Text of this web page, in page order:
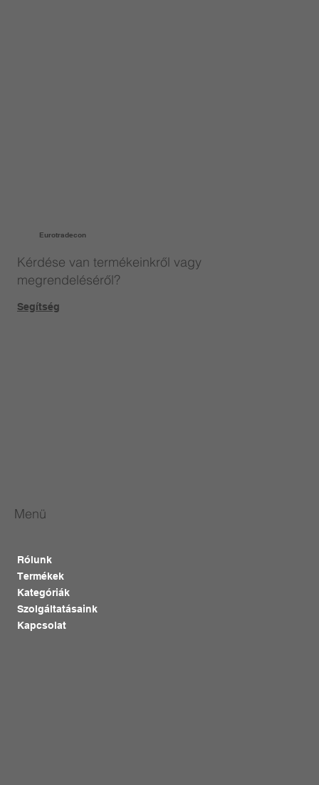
Eurotradecon
Kérdése van termékeinkről vagy
megrendeléséről?
Segítség
Menü
Rólunk
Termékek
Kategóriák
Szolgáltatásaink
Kapcsolat